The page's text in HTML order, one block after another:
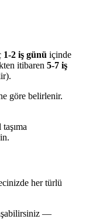
1-2 iş günü içinde
itibaren 5-7 iş
göre belirlenir.
her türlü
—